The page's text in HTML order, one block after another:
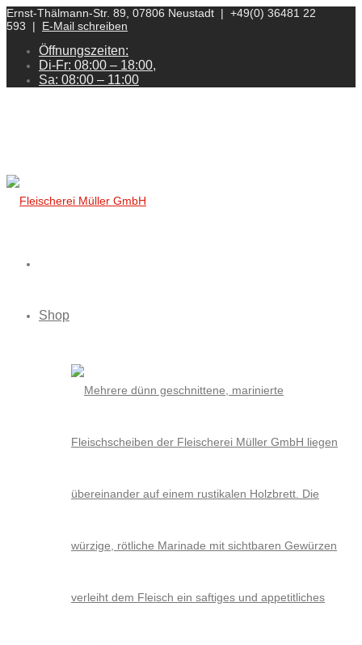
Ernst-Thälmann-Str. 89, 07806 Neustadt | +49(0) 36481 22
593 | E-Mail schreiben
Öffnungszeiten:
Di-Fr: 08:00 – 18:00,
Sa: 08:00 – 11:00
Shop